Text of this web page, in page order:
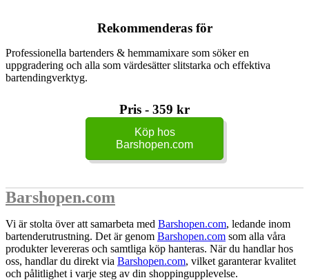
Rekommenderas för
Professionella bartenders & hemmamixare som söker en
uppgradering och alla som värdesätter slitstarka och effektiva
bartendingverktyg.
Pris - 359 kr
Köp hos
Barshopen.com
Barshopen.com
Vi är stolta över att samarbeta med Barshopen.com, ledande inom
bartenderutrustning. Det är genom Barshopen.com som alla våra
produkter levereras och samtliga köp hanteras. När du handlar hos
oss, handlar du direkt via Barshopen.com, vilket garanterar kvalitet
och pålitlighet i varje steg av din shoppingupplevelse.